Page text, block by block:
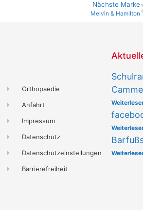
Nächste Marke
Melvin & Hamilton
Orthopaedie
Anfahrt
Impressum
Datenschutz
Datenschutzeinstellungen
Barrierefreiheit